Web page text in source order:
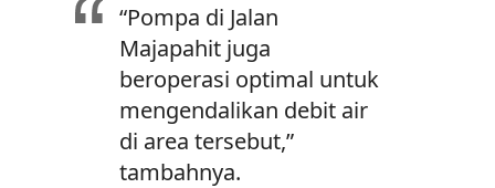
“Pompa di Jalan
Majapahit juga
beroperasi optimal untuk
mengendalikan debit air
di area tersebut,”
tambahnya.